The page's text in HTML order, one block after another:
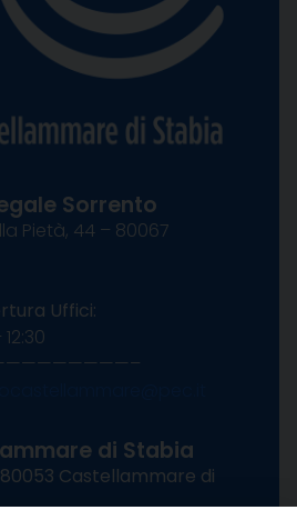
Sorrento
Pietà, 44 – 80067
Uffici:
di Stabia
80053 Castellammare di